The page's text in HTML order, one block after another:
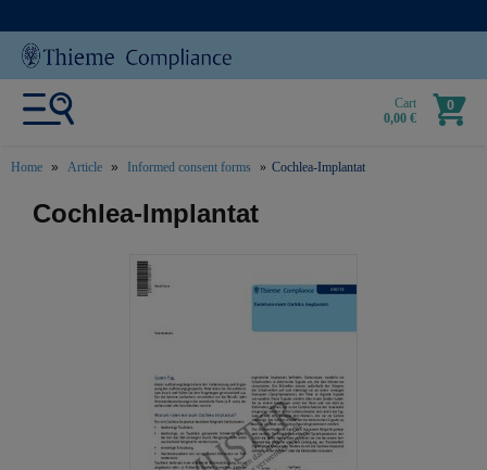
Cart
0,00 €
0
Home Article Informed consent forms Cochlea-Implantat
text.skipToContent
text.skipToNavigation
Cochlea-Implantat